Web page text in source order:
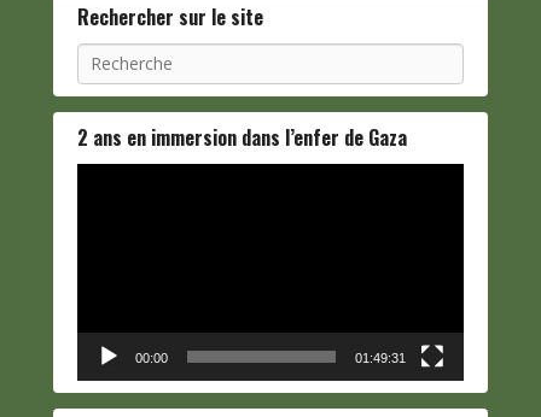
Rechercher sur le site
Recherche
2 ans en immersion dans l’enfer de Gaza
00:00 01:49:31